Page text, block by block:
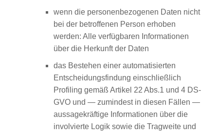
wenn die personenbezogenen Daten nicht
bei der betroffenen Person erhoben
werden: Alle verfügbaren Informationen
über die Herkunft der Daten
das Bestehen einer automatisierten
Entscheidungsfindung einschließlich
Profiling gemäß Artikel 22 Abs.1 und 4 DS-
GVO und — zumindest in diesen Fällen —
aussagekräftige Informationen über die
involvierte Logik sowie die Tragweite und